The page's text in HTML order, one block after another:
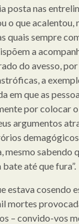
posta nas
o que acalentou,
quais sempre
a
do avesso,
a
em que as
por colocar o
argumentos
mesmo sabendo
até que fura”.
estava cosendo
mortes
– convido-vos